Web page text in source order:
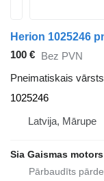
100 € Bez PVN
Pneimatiskais vārsts
1025246
Latvija, Mārupe
Sia Gaismas motors